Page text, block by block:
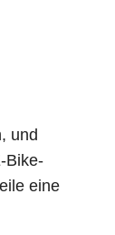
und
Bike-
eine